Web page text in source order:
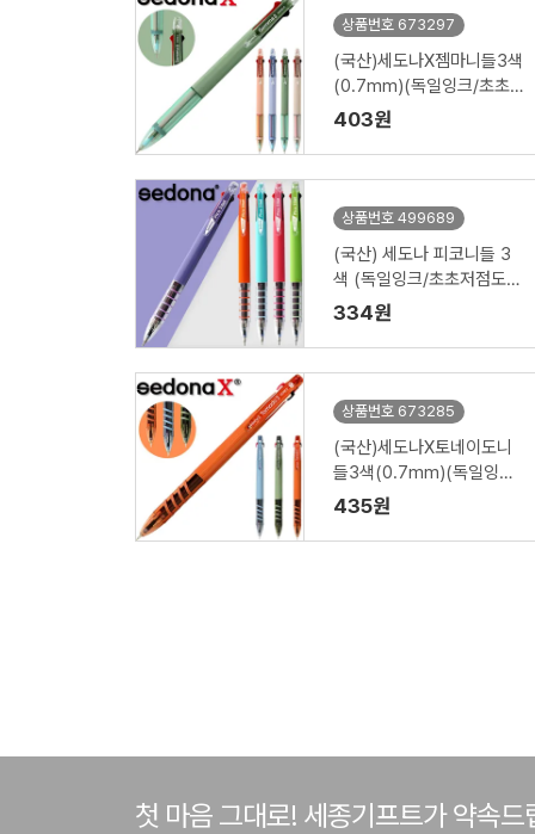
상품번호 673297
(국산)세도나X젬마니들3색
(0.7mm)(독일잉크/초초
저점도)
403원
상품번호 499689
(국산) 세도나 피코니들 3
색 (독일잉크/초초저점도/
0.7mm)
334원
상품번호 673285
(국산)세도나X토네이도니
들3색(0.7mm)(독일잉크/
초초저점도)
435원
첫 마음 그대로! 세종기프트가 약속드